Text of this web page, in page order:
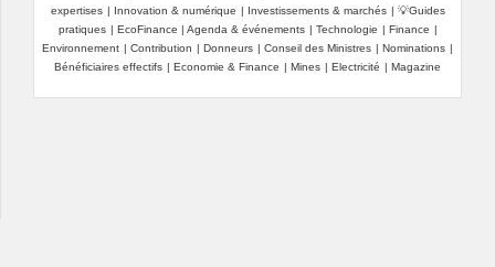
expertises | Innovation & numérique | Investissements & marchés | 💡Guides
pratiques | EcoFinance | Agenda & événements | Technologie | Finance |
Environnement | Contribution | Donneurs | Conseil des Ministres | Nominations |
Bénéficiaires effectifs | Economie & Finance | Mines | Electricité | Magazine